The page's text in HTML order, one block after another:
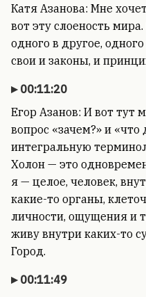
Катя Азанова: Мне
вот эту слоеность
одного в другое,
свои и законы, и
00:11:20
Егор Азанов: И вот тут
вопрос «зачем?» и «что
интегральную
Холон — это
я — целое, человек,
какие-то органы,
личности, ощущения и
живу внутри каких-то
Город.
00:11:49